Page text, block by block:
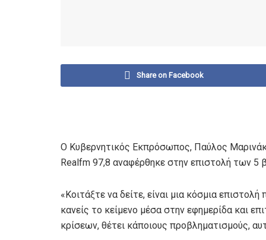
Share on Facebook
Ο Κυβερνητικός Εκπρόσωπος, Παύλος
Realfm 97,8 αναφέρθηκε στην επιστολή των 5
«Κοιτάξτε να δείτε, είναι μια κόσμια
κανείς το κείμενο μέσα στην εφημερίδα και
κρίσεων, θέτει κάποιους προβληματισμούς,